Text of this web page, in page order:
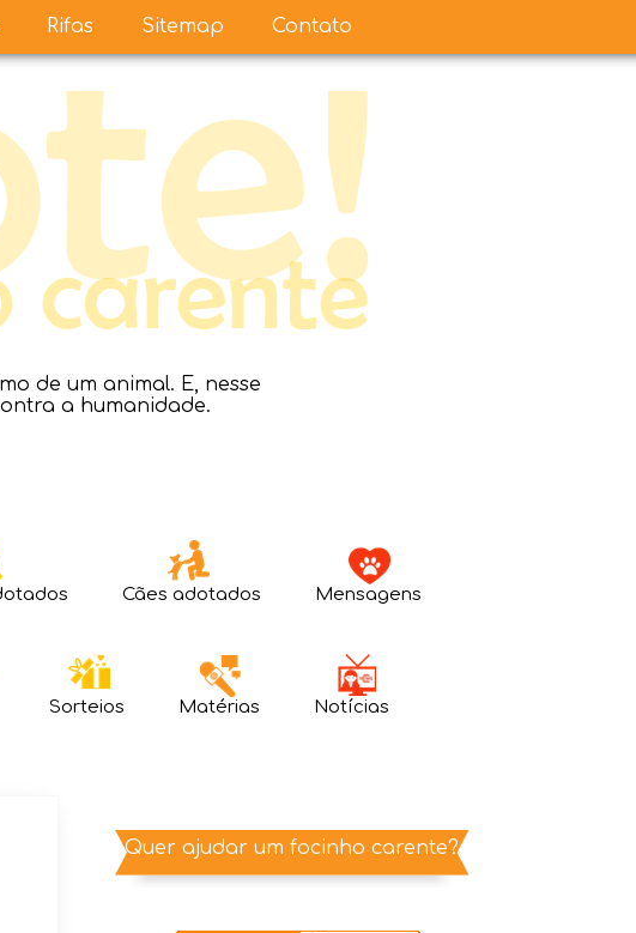
de um animal. E, nesse
a humanidade.
Cães adotados Mensagens
Sorteios Matérias Notícias
Rifas Sitemap Contato
Quer ajudar um focinho carente?